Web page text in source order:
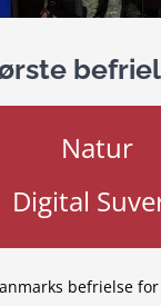
Natur
Digital
befrielse